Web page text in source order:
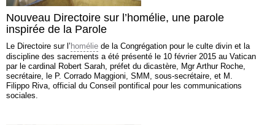
Nouveau Directoire sur l’homélie, une parole
inspirée de la Parole
Le Directoire sur l’homélie de la Congrégation pour le culte divin et la
discipline des sacrements a été présenté le 10 février 2015 au Vatican
par le cardinal Robert Sarah, préfet du dicastère, Mgr Arthur Roche,
secrétaire, le P. Corrado Maggioni, SMM, sous-secrétaire, et M.
Filippo Riva, official du Conseil pontifical pour les communications
sociales.